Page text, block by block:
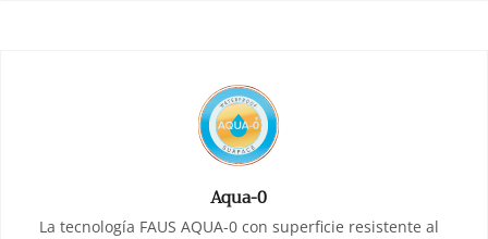
Aqua-0
La tecnología FAUS AQUA-0 con superficie resistente al